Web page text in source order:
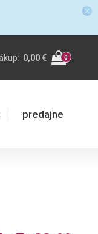
0,00 € 0
predajne